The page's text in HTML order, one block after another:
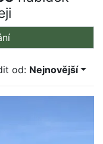
od: Nejnovější